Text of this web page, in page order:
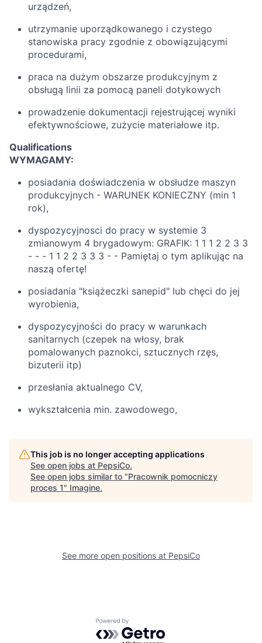
urządzeń,
utrzymanie uporządkowanego i czystego
stanowiska pracy zgodnie z obowiązującymi
procedurami,
praca na dużym obszarze produkcyjnym z
obsługą linii za pomocą paneli dotykowych
prowadzenie dokumentacji rejestrującej wyniki
efektywnościowe, zużycie materiałowe itp.
Qualifications
WYMAGAMY:
posiadania doświadczenia w obsłudze maszyn
produkcyjnych - WARUNEK KONIECZNY (min 1
rok),
dyspozycyjnosci do pracy w systemie 3
zmianowym 4 brygadowym: GRAFIK: 1 1 1 2 2 3 3
- - - 1 1 2 2 3 3 3 - - Pamiętaj o tym aplikując na
naszą ofertę!
posiadania "książeczki sanepid" lub chęci do jej
wyrobienia,
dyspozycyjności do pracy w warunkach
sanitarnych (czepek na włosy, brak
pomalowanych paznokci, sztucznych rzęs,
bizuterii itp)
przesłania aktualnego CV,
wykształcenia min. zawodowego,
This job is no longer accepting applications
See open jobs at PepsiCo.
See open jobs similar to "Pracownik pomocniczy
proces 1" Imagine.
See more open positions at PepsiCo
Powered by Getro.com